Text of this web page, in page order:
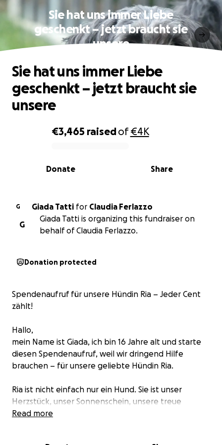
Sie hat uns immer Liebe
geschenkt – jetzt braucht sie
unsere
0% complete
€3,465 raisedof€4K
Share
Donate
Sie hat uns immer Liebe
geschenkt – jetzt braucht sie
unsere
G Giada Tatti for Claudia Ferlazzo
G
Giada Tatti is organizing this fundraiser on
behalf of Claudia Ferlazzo.
Donation protected
Spendenaufruf für unsere Hündin Ria – Jeder Cent
zählt!
Hallo,
mein Name ist Giada, ich bin 16 Jahre alt und starte
diesen Spendenaufruf, weil wir dringend Hilfe
brauchen – für unsere geliebte Hündin Ria.
Ria ist nicht einfach nur ein Hund. Sie ist unser
Herzstück, unser Sonnenschein, unsere treue
Freundin. Sie war immer voller Lebensfreude – ein
Read more